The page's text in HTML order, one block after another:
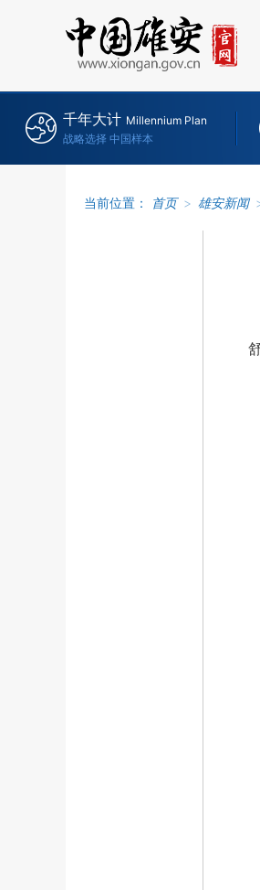
千年大计 Millennium Plan
战略选择 中国样本
当前位置： 首页 > 雄安新闻